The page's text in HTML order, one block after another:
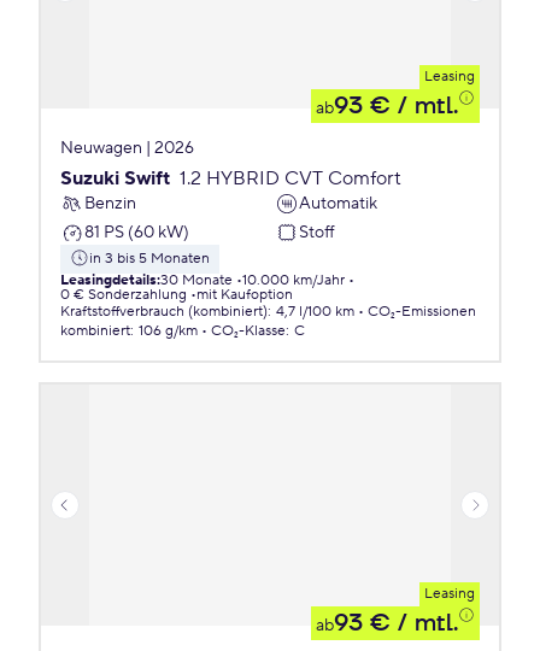
Leasing
ab93 € / mtl.
Neuwagen | 2026
Suzuki Swift 1.2 HYBRID CVT Comfort
Benzin
Automatik
81 PS (60 kW)
Stoff
in 3 bis 5 Monaten
Leasingdetails:30 Monate 10.000 km/Jahr
0 € Sonderzahlung
mit Kaufoption
Kraftstoffverbrauch (kombiniert): 4,7 l/100 km
CO₂-Emissionen
kombiniert: 106 g/km CO₂-Klasse: C
Leasing
ab93 € / mtl.